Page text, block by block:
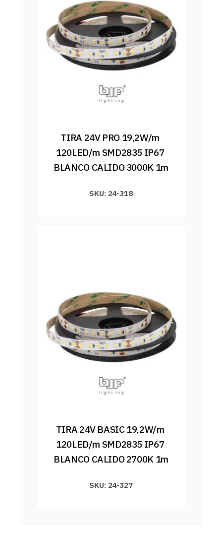
TIRA 24V PRO 19,2W/m
120LED/m SMD2835 IP67
BLANCO CALIDO 3000K 1m
SKU: 24-318
TIRA 24V BASIC 19,2W/m
120LED/m SMD2835 IP67
BLANCO CALIDO 2700K 1m
SKU: 24-327